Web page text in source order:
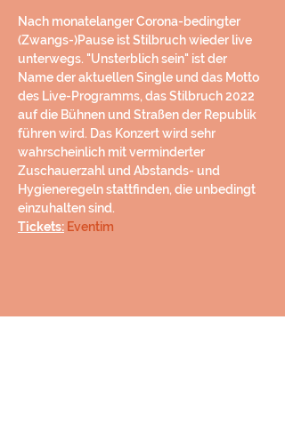
Nach monatelanger Corona-bedingter
(Zwangs-)Pause ist Stilbruch wieder live
unterwegs. "Unsterblich sein" ist der
Name der aktuellen Single und das Motto
des Live-Programms, das Stilbruch 2022
auf die Bühnen und Straßen der Republik
führen wird. Das Konzert wird sehr
wahrscheinlich mit verminderter
Zuschauerzahl und Abstands- und
Hygieneregeln stattfinden, die unbedingt
einzuhalten sind.
Tickets: Eventim